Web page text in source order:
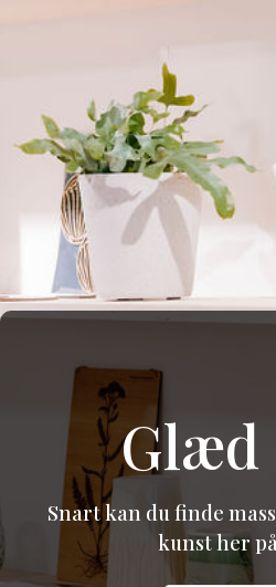
Glæd
Snart kan du finde
kunst her